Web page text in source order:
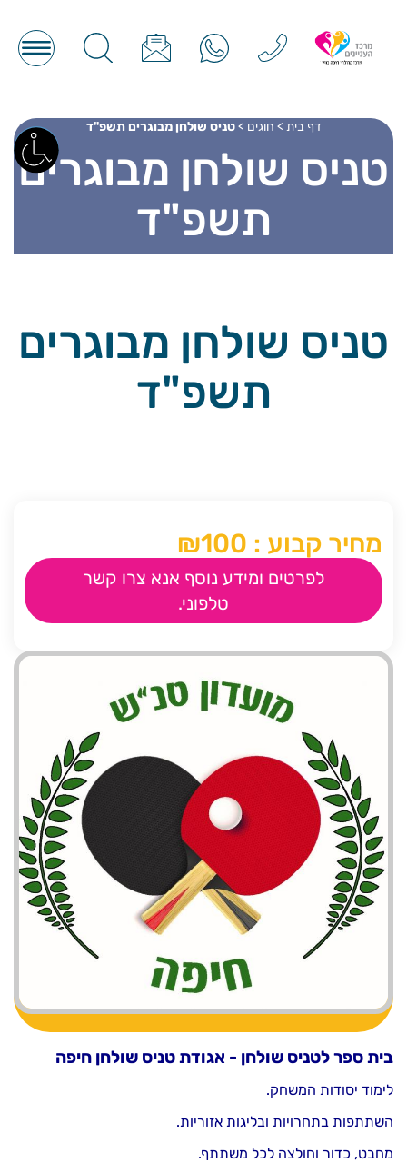
דף בית > חוגים > טניס שולחן מבוגרים תשפ"ד
טניס שולחן מבוגרים
תשפ"ד
טניס שולחן מבוגרים
תשפ"ד
מחיר קבוע : ₪100
לפרטים ומידע נוסף אנא צרו קשר
טלפוני.
בית ספר לטניס שולחן - אגודת טניס שולחן חיפה
לימוד יסודות המשחק.
השתתפות בתחרויות ובליגות אזוריות.
מחבט, כדור וחולצה לכל משתתף.